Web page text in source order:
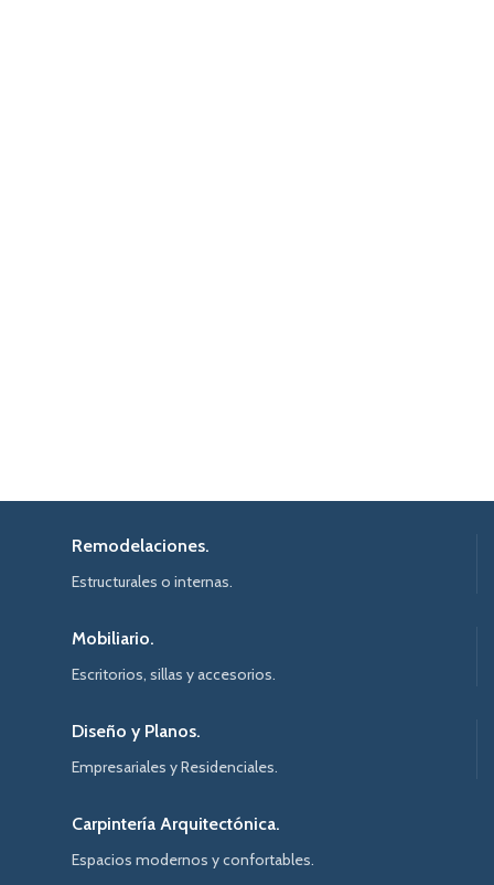
Remodelaciones.
Estructurales o internas.
Mobiliario.
Escritorios, sillas y accesorios.
Diseño y Planos.
Empresariales y Residenciales.
Carpintería Arquitectónica.
Espacios modernos y confortables.